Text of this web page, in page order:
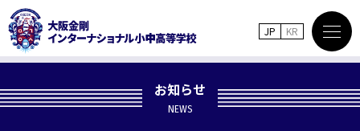
お知らせ
NEWS
JP KR